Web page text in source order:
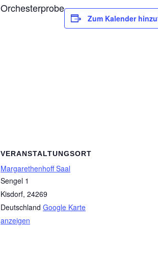
Orchesterprobe
Zum Kalender
VERANSTALTUNGSORT
Margarethenhoff Saal
Sengel 1
Kisdorf, 24269
Deutschland Google Karte
anzeigen